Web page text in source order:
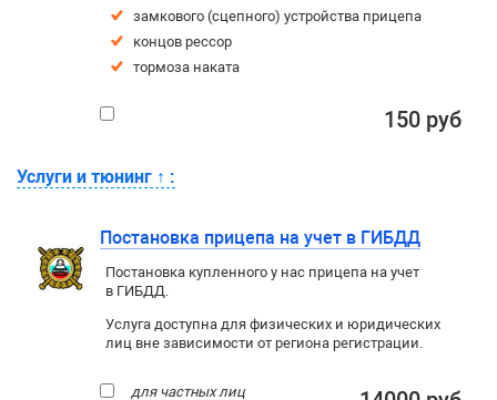
замкового (сцепного) устройства прицепа
концов рессор
тормоза наката
150 руб
Услуги и тюнинг ↑ :
Постановка прицепа на учет в ГИБДД
Постановка купленного у нас прицепа на учет
в ГИБДД.
Услуга доступна для физических и юридических
лиц вне зависимости от региона регистрации.
для частных лиц